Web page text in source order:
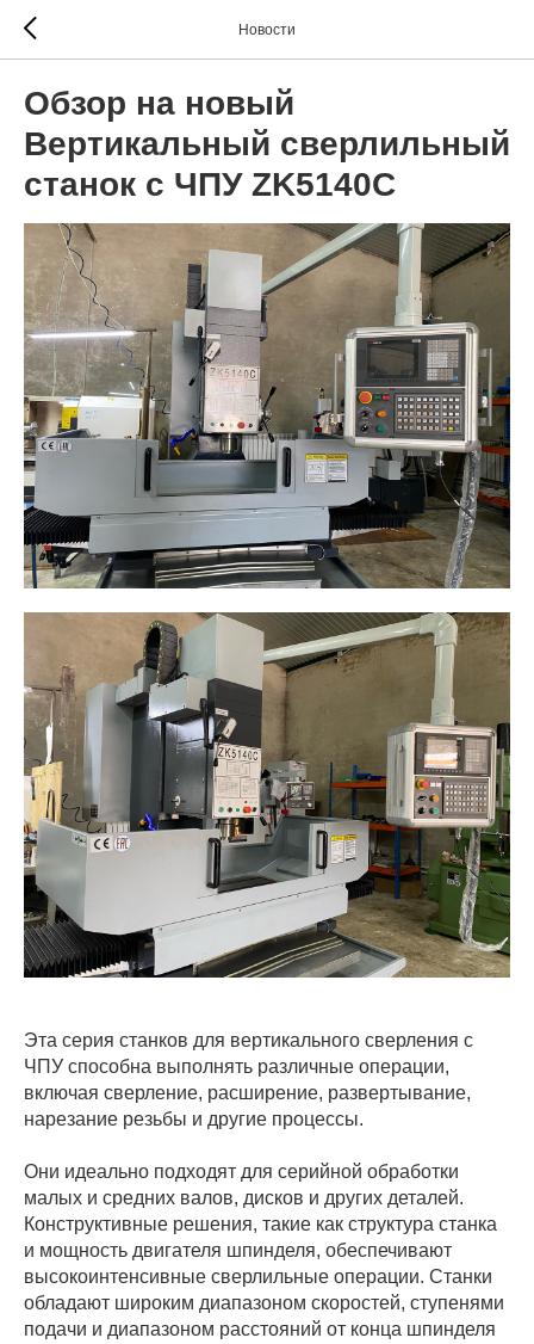
Новости
Обзор на новый
Вертикальный сверлильный
станок с ЧПУ ZK5140C
Эта серия станков для вертикального сверления с
ЧПУ способна выполнять различные операции,
включая сверление, расширение, развертывание,
нарезание резьбы и другие процессы.
Они идеально подходят для серийной обработки
малых и средних валов, дисков и других деталей.
Конструктивные решения, такие как структура станка
и мощность двигателя шпинделя, обеспечивают
высокоинтенсивные сверлильные операции. Станки
обладают широким диапазоном скоростей, ступенями
подачи и диапазоном расстояний от конца шпинделя